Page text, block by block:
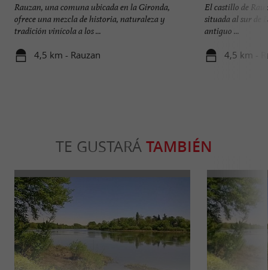
Rauzan, una comuna ubicada en la Gironda,
ofrece una mezcla de historia, naturaleza y
tradición vinícola a los ...
4,5 km - Rauzan
El castillo de
situada al sur de
antiguo ...
4,5 km -
TE GUSTARÁ TAMBIÉN